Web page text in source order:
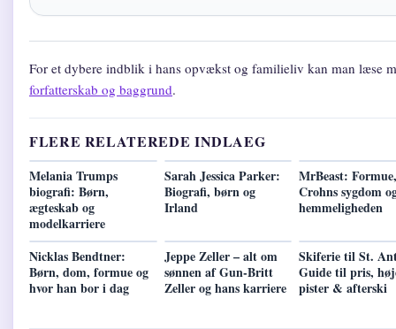
For et dybere indblik i hans opvækst og familieliv kan man læse
forfatterskab og baggrund.
FLERE RELATEREDE INDLAEG
Melania Trumps
biografi: Børn,
ægteskab og
modelkarriere
Sarah Jessica Parker:
Biografi, børn og
Irland
MrBeast: Formue,
Crohns sygdom
hemmeligheden
Nicklas Bendtner:
Børn, dom, formue og
hvor han bor i dag
Jeppe Zeller – alt om
sønnen af Gun-Britt
Zeller og hans karriere
Skiferie til St.
Guide til pris,
pister & afterski